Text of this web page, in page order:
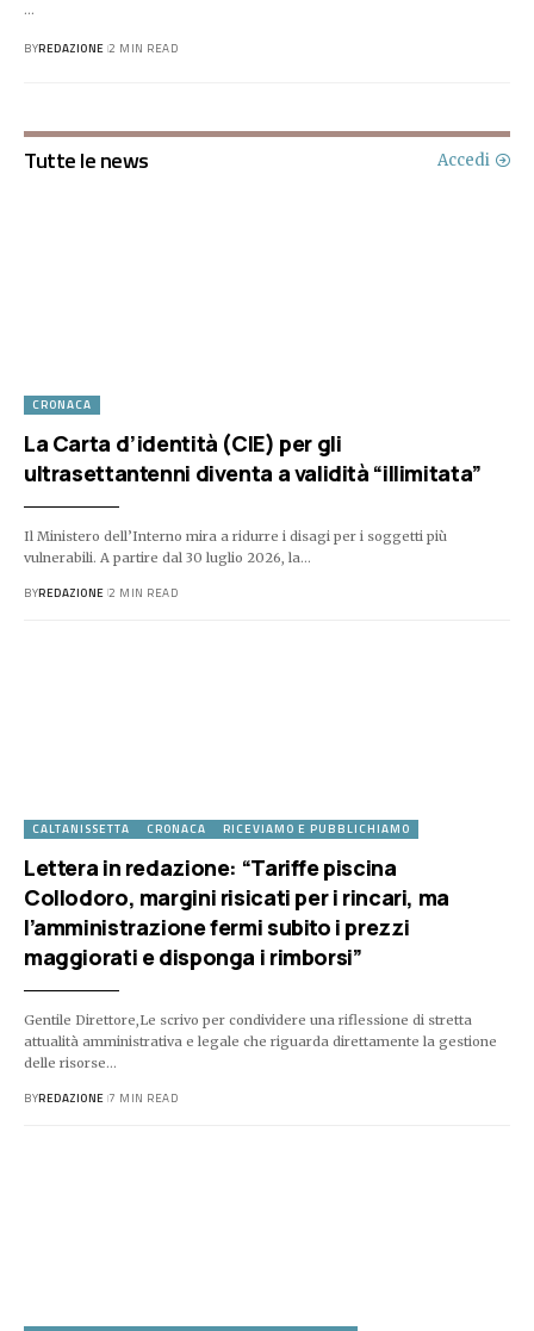
…
BYREDAZIONE 2 MIN READ
Tutte le news Accedi
CRONACA
La Carta d’identità (CIE) per gli
ultrasettantenni diventa a validità “illimitata”
Il Ministero dell’Interno mira a ridurre i disagi per i soggetti più
vulnerabili. A partire dal 30 luglio 2026, la…
BYREDAZIONE 2 MIN READ
CALTANISSETTA CRONACA RICEVIAMO E PUBBLICHIAMO
Lettera in redazione: “Tariffe piscina
Collodoro, margini risicati per i rincari, ma
l’amministrazione fermi subito i prezzi
maggiorati e disponga i rimborsi”
​Gentile Direttore,​Le scrivo per condividere una riflessione di stretta
attualità amministrativa e legale che riguarda direttamente la gestione
delle risorse…
BYREDAZIONE 7 MIN READ